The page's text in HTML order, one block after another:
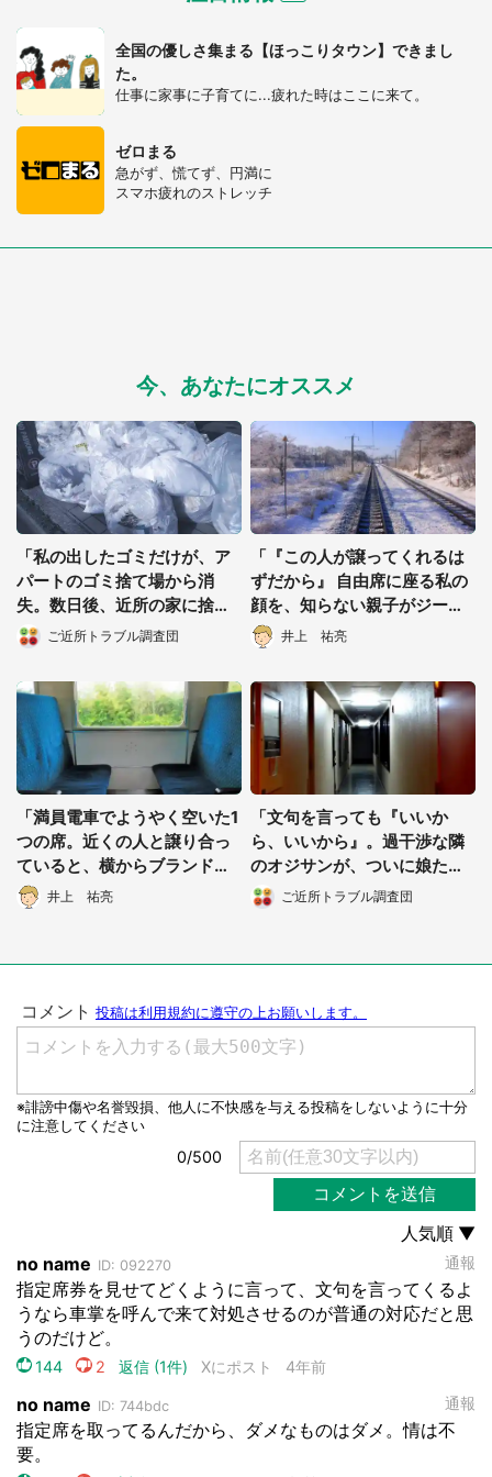
都道府選択
全国の優しさ集まる【ほっこりタウン】できまし
た。
仕事に家事に子育てに...疲れた時はここに来て。
ゼロまる
急がず、慌てず、円満に
スマホ疲れのストレッチ
今、あなたにオススメ
「私の出したゴミだけが、ア
パートのゴミ捨て場から消
失。数日後、近所の家に捨て
たはずの服が干されてい
て...」（都道府県不明・30代
女性）
ご近所トラブル調査団
「『この人が譲ってくれるは
ずだから』 自由席に座る私の
顔を、知らない親子がジーっ
と覗き込んできて...」（北海
道・40代男性）
井上 祐亮
「満員電車でようやく空いた1
つの席。近くの人と譲り合っ
ていると、横からブランドバ
ッグが飛んできて...」（兵庫
県・30代女性）
井上 祐亮
「文句を言っても『いいか
ら、いいから』。過干渉な隣
のオジサンが、ついに娘たち
を勝手に連れ出して...」（神
奈川県・50代女性）
ご近所トラブル調査団